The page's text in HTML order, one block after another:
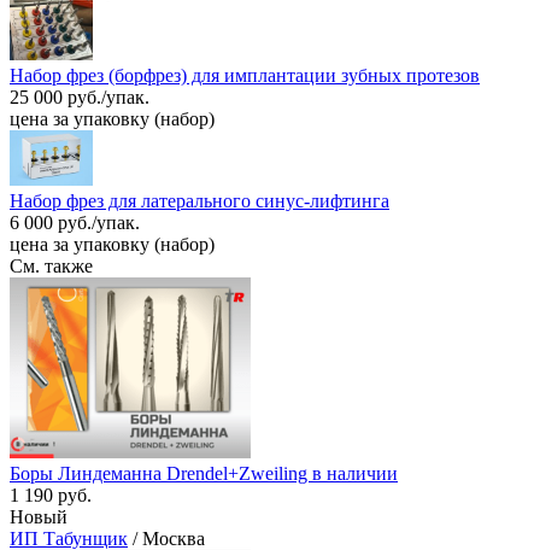
Набор фрез (борфрез) для имплантации зубных протезов
25 000 руб./упак.
цена за упаковку (набор)
Набор фрез для латерального синус-лифтинга
6 000 руб./упак.
цена за упаковку (набор)
См. также
Боры Линдеманна Drendel+Zweiling в наличии
1 190 руб.
Новый
ИП Табунщик / Москва